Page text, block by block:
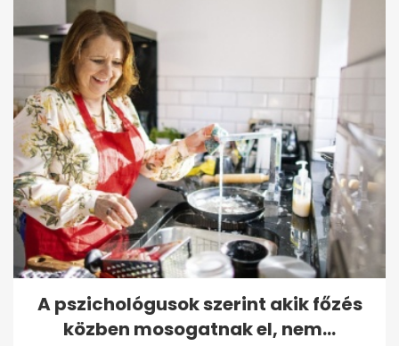
A pszichológusok szerint akik főzés
közben mosogatnak el, nem...